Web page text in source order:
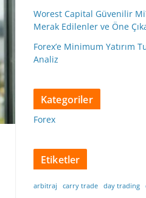
Worest Capital Güvenilir
Merak Edilenler ve Öne
Forex’e Minimum Yatırım
Analiz
Kategoriler
Forex
Etiketler
arbitraj carry trade day trading